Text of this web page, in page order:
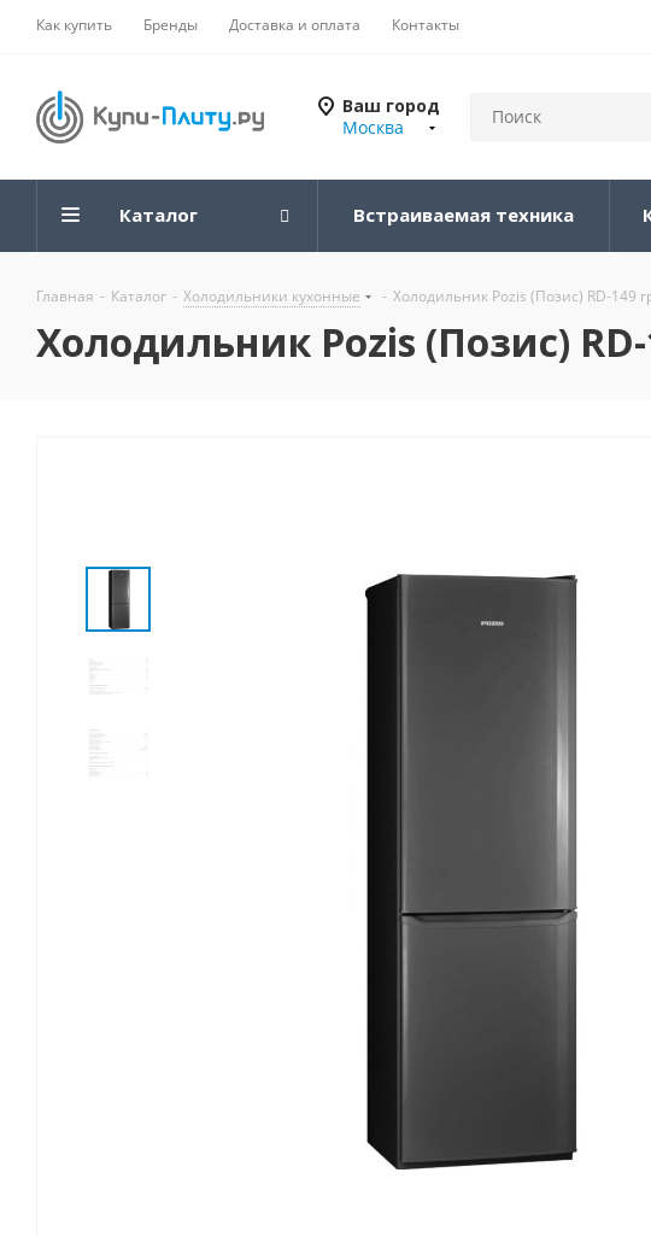
Как купить Бренды Доставка и оплата Контакты
Ваш город
Москва
Каталог Встраиваемая техника
Главная - Каталог - Холодильники кухонные - Холодильник Pozis (Позис) RD-149
Холодильник Pozis (Позис)